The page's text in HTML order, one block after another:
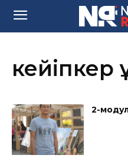
кейіпкер
2-